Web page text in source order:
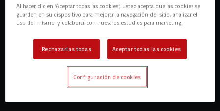
Al hacer clic en “Aceptar todas las cookies”, usted acepta que las cookies se
guarden en su dispositivo para mejorar la navegación del sitio, analizar el
uso del mismo, y colaborar con nuestros estudios para marketing.
Rechazarlas todas Aceptar todas las cookies
Configuración de cookies